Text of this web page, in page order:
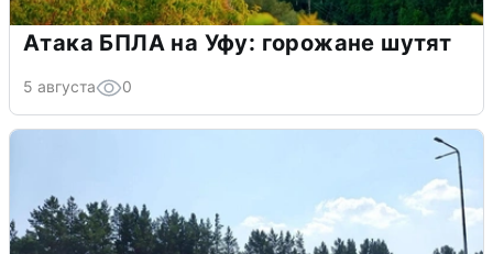
Атака БПЛА на Уфу: горожане шутят
5 августа 0